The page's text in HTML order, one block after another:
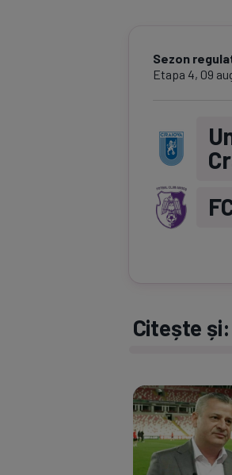
Sezon
Etapa 4, 09
Citește și: